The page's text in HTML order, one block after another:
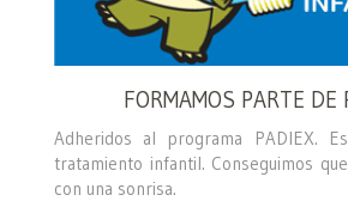
FORMAMOS PARTE DE
Adheridos al programa PADIEX.
tratamiento infantil. Conseguimos
con una sonrisa.